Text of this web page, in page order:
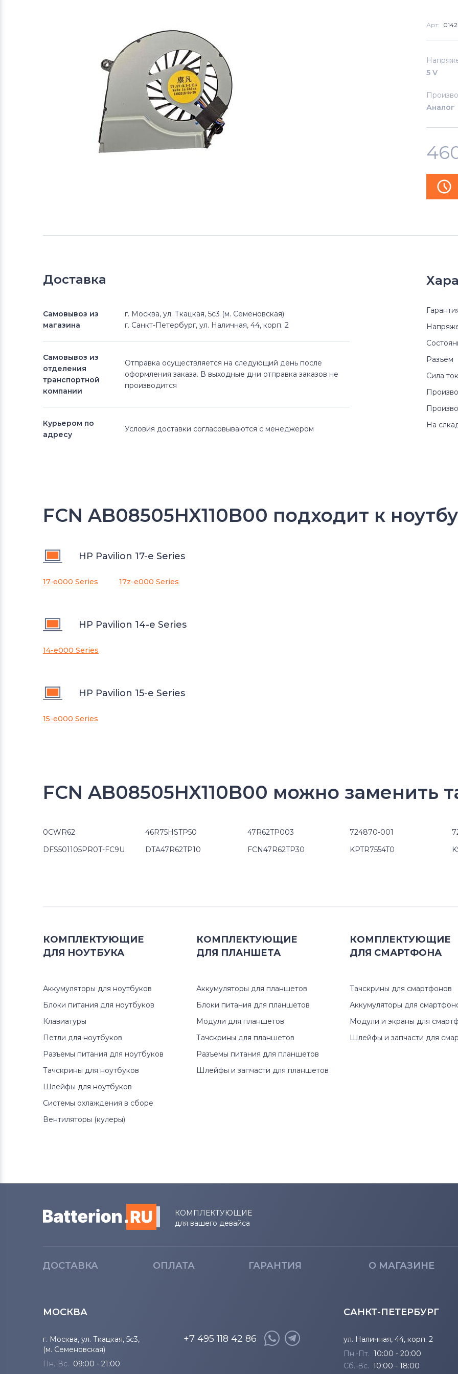
Арт:
5 V
Аналог
Доставка
Самовывоз из
магазина
г. Москва, ул. Ткацкая, 5с3 (м. Семеновская)
г. Санкт-Петербург, ул. Наличная, 44, корп. 2
Самовывоз из
отделения
транспортной
компании
Отправка осуществляется на следующий день после
оформления заказа. В выходные дни отправка заказов не
производится
Курьером по
адресу
Условия доставки согласовываются с менеджером
Разъем
Сила
На
FCN AB08505HX110B00 подходит к
HP Pavilion 17-e Series
17-e000 Series 17z-e000 Series
HP Pavilion 14-e Series
14-e000 Series
HP Pavilion 15-e Series
15-e000 Series
FCN AB08505HX110B00 можно заменить
0CWR62 46R75HSTP50 47R62TP003 724870-001
DFS501105PR0T-FC9U
DTA47R62TP10 FCN47R62TP30 KPTR7554T0
КОМПЛЕКТУЮЩИЕ
ДЛЯ НОУТБУКА
Аккумуляторы для ноутбуков
Блоки питания для ноутбуков
Клавиатуры
Петли для ноутбуков
Разъемы питания для ноутбуков
Тачскрины для ноутбуков
Шлейфы для ноутбуков
Системы охлаждения в сборе
Вентиляторы (кулеры)
КОМПЛЕКТУЮЩИЕ
ДЛЯ ПЛАНШЕТА
Аккумуляторы для планшетов
Блоки питания для планшетов
Модули для планшетов
Тачскрины для планшетов
Разъемы питания для планшетов
Шлейфы и запчасти для планшетов
КОМПЛЕКТУЮЩИЕ
ДЛЯ СМАРТФОНА
Тачскрины для смартфонов
Аккумуляторы для
Модули и экраны для
Шлейфы и запчасти для
КОМПЛЕКТУЮЩИЕ
для вашего девайса
ДОСТАВКА ОПЛАТА ГАРАНТИЯ О МАГАЗИНЕ
МОСКВА
г. Москва, ул. Ткацкая, 5с3,
(м. Семеновская)
Пн.-Вс. 09:00 - 21:00
+7 495 118 42 86
САНКТ-ПЕТЕРБУРГ
ул. Наличная, 44, корп. 2
Пн.-Пт. 10:00 - 20:00
Сб.-Вс. 10:00 - 18:00